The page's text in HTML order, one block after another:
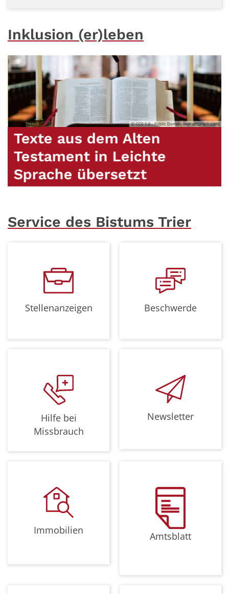
Inklusion (er)leben
© CC0 1.0 - Public Domain (von unsplash.com)
Texte aus dem Alten
Testament in Leichte
Sprache übersetzt
Service des Bistums Trier
Stellenanzeigen Beschwerde
Hilfe bei
Missbrauch
Newsletter
Immobilien Amtsblatt